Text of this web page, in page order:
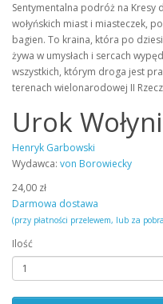
Sentymentalna podróż na Kresy
wołyńskich miast i miasteczek,
bagien. To kraina, która po
żywa w umysłach i sercach
wszystkich, którym droga jest
terenach wielonarodowej II
Urok
Henryk Garbowski
Wydawca: von Borowiecky
24,00 zł
Darmowa dostawa
(przy płatności przelewem, lub za
Ilość